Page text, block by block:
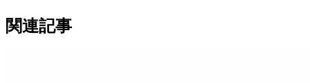
関連記事